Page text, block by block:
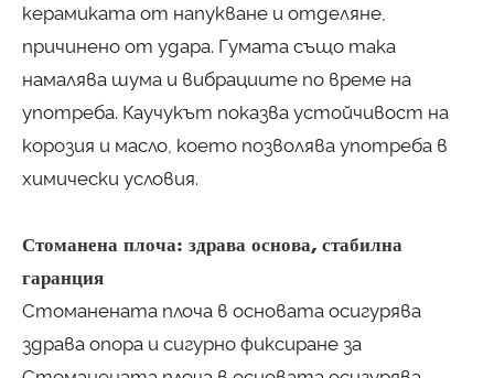
керамиката от напукване и отделяне,
причинено от удара. Гумата също така
намалява шума и вибрациите по време на
употреба. Каучукът показва устойчивост на
корозия и масло, което позволява употреба в
химически условия.
Стоманена плоча: здрава основа, стабилна
гаранция
Стоманената плоча в основата осигурява
здрава опора и сигурно фиксиране за